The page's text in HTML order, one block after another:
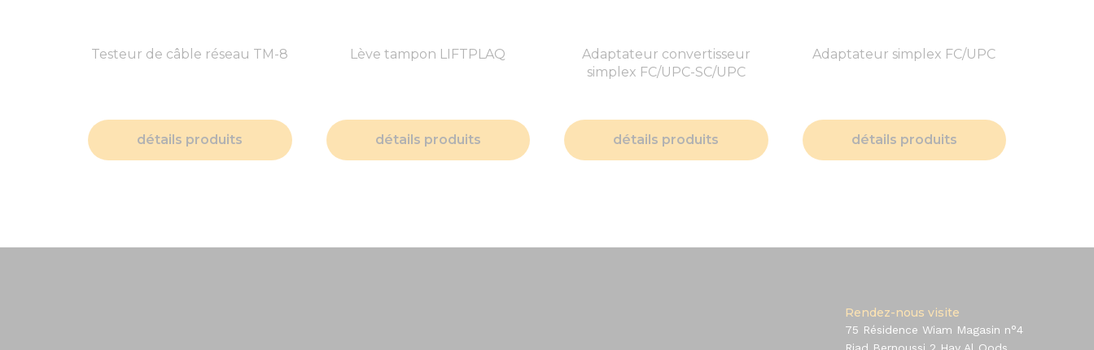
Testeur de câble réseau TM-8
détails produits
Lève tampon LIFTPLAQ
détails produits
Adaptateur convertisseur
simplex FC/UPC-SC/UPC
détails produits
Adaptateur simplex FC/UPC
détails produits
Rendez-nous visite
75 Résidence Wiam Magasin n°4